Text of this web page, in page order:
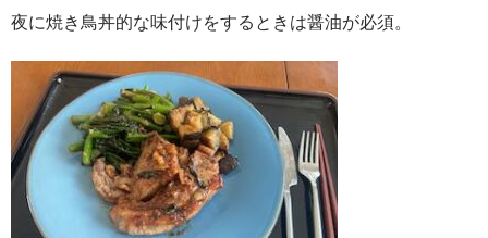
夜に焼き鳥丼的な味付けをするときは醤油が必須。